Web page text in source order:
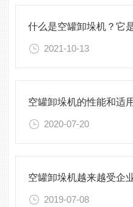
2021-10-13
空罐卸垛机的性能和适
2020-07-20
空罐卸垛机越来越受企
2019-07-08